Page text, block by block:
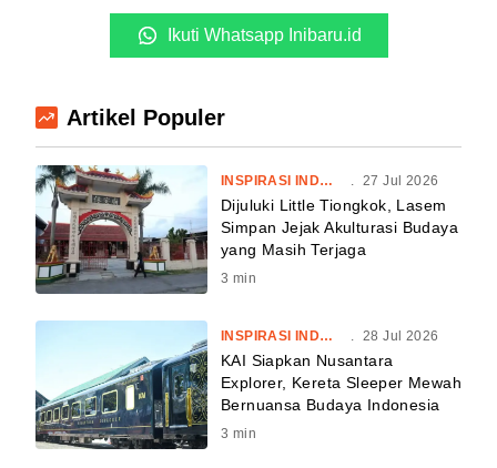
Ikuti Whatsapp Inibaru.id
Artikel Populer
INSPIRASI INDONESIA 27 Jul 2026
Dijuluki Little Tiongkok, Lasem
Simpan Jejak Akulturasi Budaya
yang Masih Terjaga
3 min
INSPIRASI INDONESIA . 28 Jul 2026
KAI Siapkan Nusantara
Explorer, Kereta Sleeper Mewah
Bernuansa Budaya Indonesia
3 min